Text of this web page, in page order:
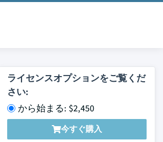
ライセンスオプションをご覧くだ
さい:
から始まる: $2,450
今すぐ購入